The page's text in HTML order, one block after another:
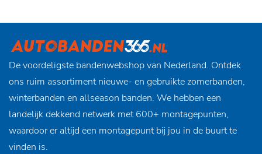
De voordeligste bandenwebshop van Nederland. Ontdek
ons ruim assortiment nieuwe- en gebruikte zomerbanden,
winterbanden en allseason banden. We hebben een
landelijk dekkend netwerk met 600+ montagepunten,
waardoor er altijd een montagepunt bij jou in de buurt te
vinden is.